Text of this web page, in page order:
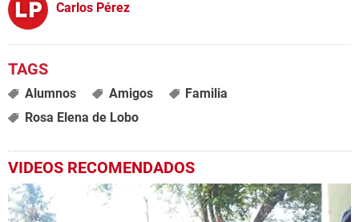
Carlos Pérez
Alumnos Amigos
Familia
Rosa Elena de Lobo
VIDEOS RECOMENDADOS